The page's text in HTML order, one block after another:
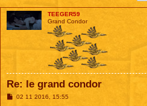
TEEGER59
Grand Condor
Re: le grand condor
M02 11 2016, 15:55